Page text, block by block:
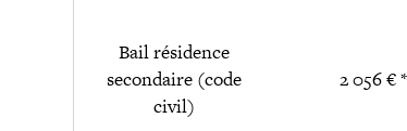
Bail résidence
secondaire (code
civil)
2 056 € *